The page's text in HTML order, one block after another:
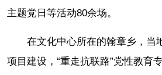
主题党日等活动80余场。
在文化中心所在的翰章乡，当
项目建设，“重走抗联路”党性教育